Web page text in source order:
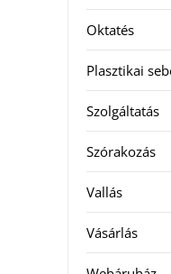
Oktatés
Plasztikai
Szolgáltatás
Szórakozás
Vallás
Vásárlás